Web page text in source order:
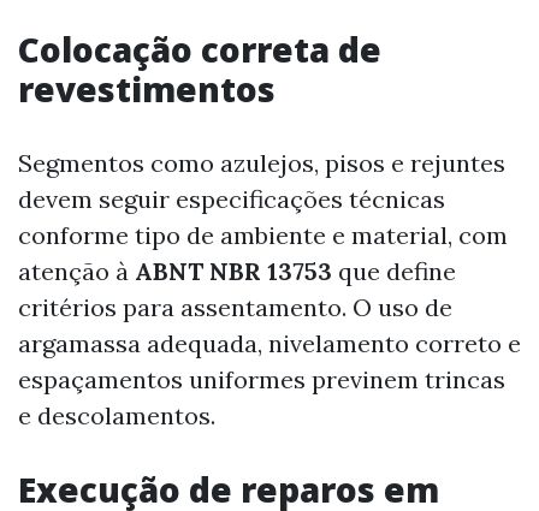
Colocação correta de
revestimentos
Segmentos como azulejos, pisos e rejuntes
devem seguir especificações técnicas
conforme tipo de ambiente e material, com
atenção à ABNT NBR 13753 que define
critérios para assentamento. O uso de
argamassa adequada, nivelamento correto e
espaçamentos uniformes previnem trincas
e descolamentos.
Execução de reparos em